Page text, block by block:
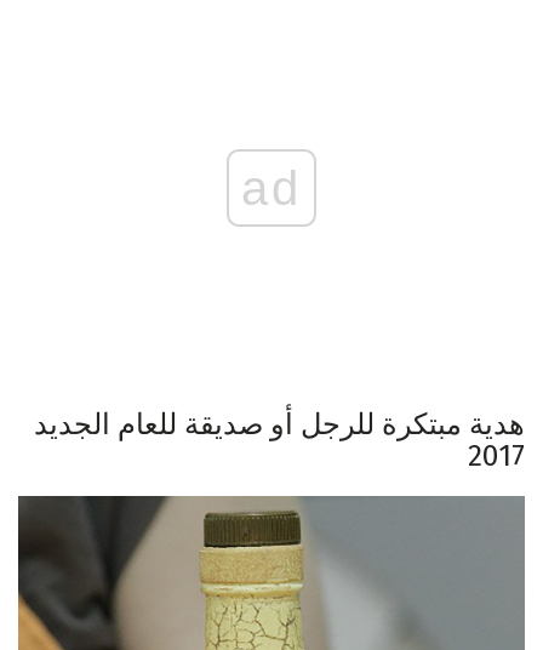
ad
هدية مبتكرة للرجل أو صديقة للعام الجديد
2017